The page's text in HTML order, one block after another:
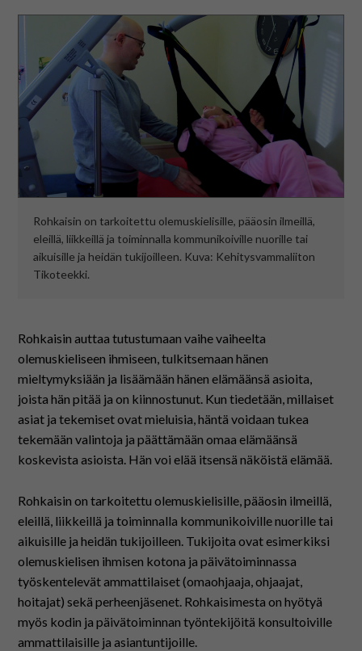
På svenska
In English
Rohkaisin on tarkoitettu olemuskielisille, pääosin ilmeillä,
eleillä, liikkeillä ja toiminnalla kommunikoiville nuorille tai
aikuisille ja heidän tukijoilleen. Kuva: Kehitysvammaliiton
Tikoteekki.
Rohkaisin auttaa tutustumaan vaihe vaiheelta
olemuskieliseen ihmiseen, tulkitsemaan hänen
mieltymyksiään ja lisäämään hänen elämäänsä asioita,
joista hän pitää ja on kiinnostunut. Kun tiedetään, millaiset
asiat ja tekemiset ovat mieluisia, häntä voidaan tukea
tekemään valintoja ja päättämään omaa elämäänsä
koskevista asioista. Hän voi elää itsensä näköistä elämää.
Rohkaisin on tarkoitettu olemuskielisille, pääosin ilmeillä,
eleillä, liikkeillä ja toiminnalla kommunikoiville nuorille tai
aikuisille ja heidän tukijoilleen. Tukijoita ovat esimerkiksi
olemuskielisen ihmisen kotona ja päivätoiminnassa
työskentelevät ammattilaiset (omaohjaaja, ohjaajat,
hoitajat) sekä perheenjäsenet. Rohkaisimesta on hyötyä
myös kodin ja päivätoiminnan työntekijöitä konsultoiville
ammattilaisille ja asiantuntijoille.